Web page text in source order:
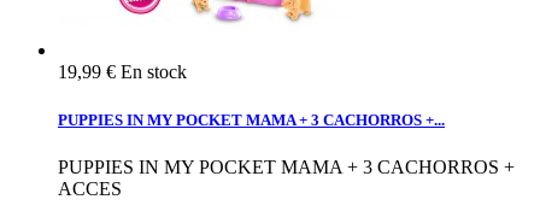
19,99 € En stock
PUPPIES IN MY POCKET MAMA + 3 CACHORROS +...
PUPPIES IN MY POCKET MAMA + 3 CACHORROS +
ACCES